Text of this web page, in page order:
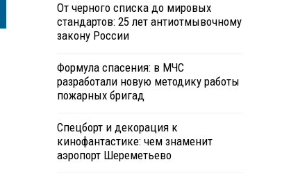
От черного списка до мировых
стандартов: 25 лет антиотмывочному
закону России
Формула спасения: в МЧС
разработали новую методику работы
пожарных бригад
Спецборт и декорация к
кинофантастике: чем знаменит
аэропорт Шереметьево